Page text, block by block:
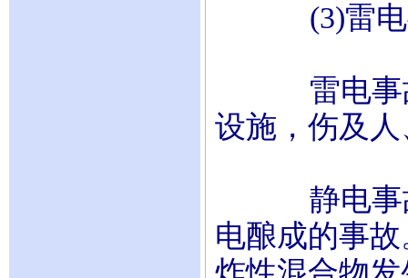
(3)雷电事
雷电事故
设施，伤及
静电事故
电酿成的事